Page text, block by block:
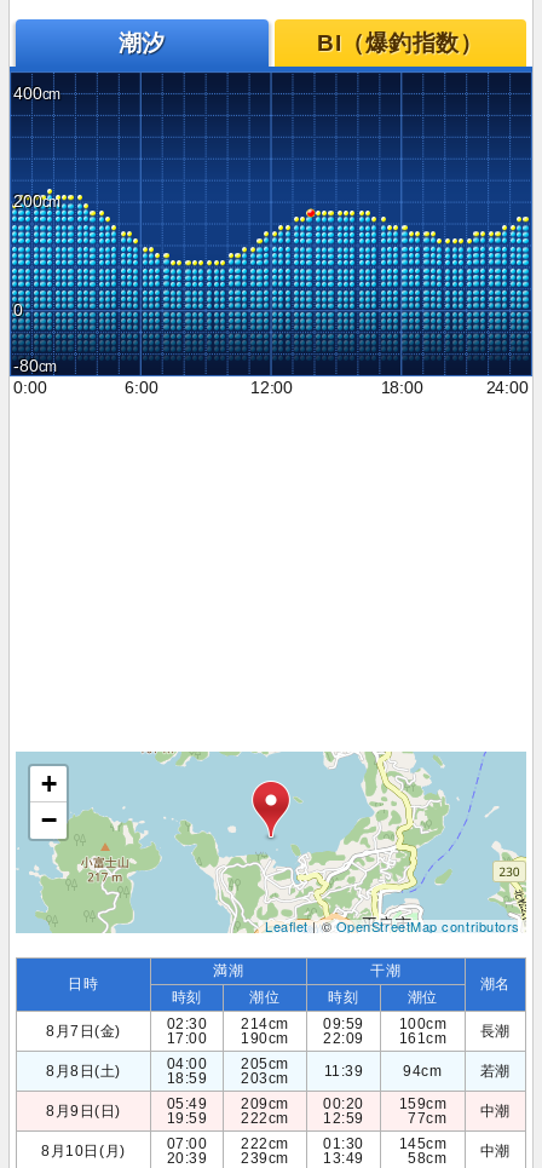
潮汐 BI（爆釣指数）
400
200
0
-80
0:00
6:00 12:00 18:00 24:00
+
−
Leaflet| ©OpenStreetMap contributors
日時
満潮 干潮
潮名
時刻 潮位 時刻
潮位
8月7日(金)
02:30
17:00
214cm
190cm
09:59
22:09
100cm
161cm
長潮
8月8日(土)
04:00
18:59
205cm
203cm
11:39 94cm 若潮
8月9日(日)
05:49
19:59
209cm
222cm
00:20
12:59
159cm
77cm
中潮
8月10日(月)
07:00
20:39
222cm
239cm
01:30
13:49
145cm
58cm
中潮